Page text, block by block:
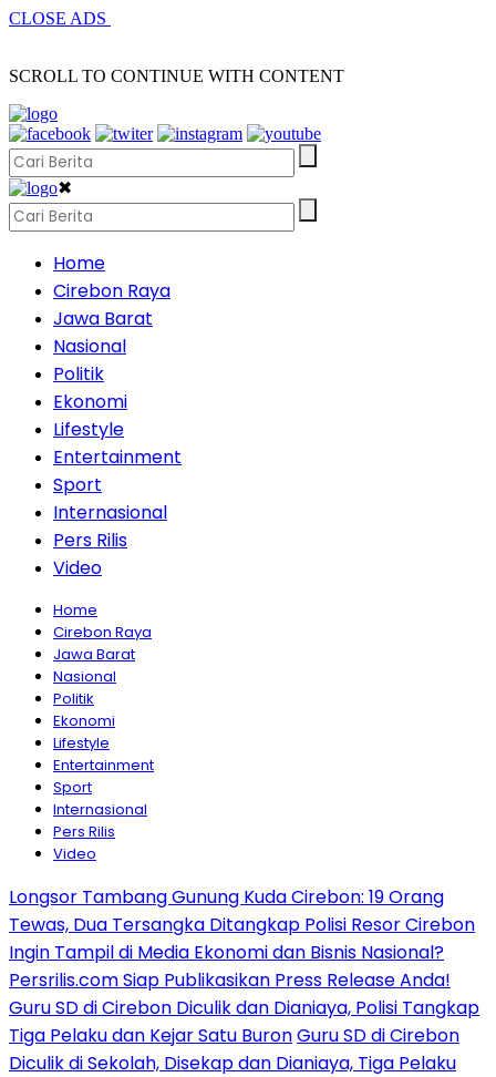
CLOSE ADS
SCROLL TO CONTINUE WITH CONTENT
✖
Home
Cirebon Raya
Jawa Barat
Nasional
Politik
Ekonomi
Lifestyle
Entertainment
Sport
Internasional
Pers Rilis
Video
Home
Cirebon Raya
Jawa Barat
Nasional
Politik
Ekonomi
Lifestyle
Entertainment
Sport
Internasional
Pers Rilis
Video
Longsor Tambang Gunung Kuda Cirebon: 19 Orang
Tewas, Dua Tersangka Ditangkap Polisi Resor Cirebon
Ingin Tampil di Media Ekonomi dan Bisnis Nasional?
Persrilis.com Siap Publikasikan Press Release Anda!
Guru SD di Cirebon Diculik dan Dianiaya, Polisi Tangkap
Tiga Pelaku dan Kejar Satu BuronGuru SD di Cirebon
Diculik di Sekolah, Disekap dan Dianiaya, Tiga Pelaku